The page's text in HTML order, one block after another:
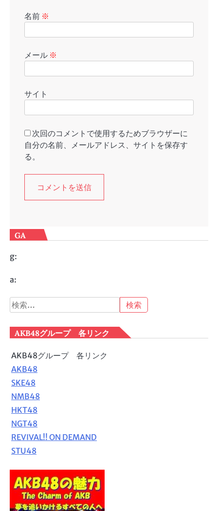
名前 ※
メール ※
サイト
次回のコメントで使用するためブラウザーに
自分の名前、メールアドレス、サイトを保存す
る。
GA
g:
a:
検
索:
AKB48グループ 各リンク
AKB48グループ 各リンク
AKB48
SKE48
NMB48
HKT48
NGT48
REVIVAL!! ON DEMAND
STU48